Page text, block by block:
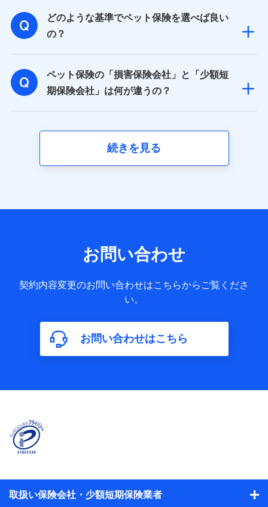
基本情報
氏名、電話番号、メールアドレス、お客さまの識別子、属
性、連絡先、dポイントサービスのご利用に関する情報。例
として、dポイントカード番号、性別、年齢、家族構成、住
利用情報
当社又は株式会社NTTドコモが提供する各種サービスなどの
ご契約・ご利用などに関する情報。例として、当社又は株式
会社NTTドコモが提供する各種サービスのご契約状態・ご利
ーション利用時の行動に関する情報、購入されたサービスや
商品の名称・購入場所・決済に関する情報、アンケートの回
答に関する情報などが含まれます。
保険関連サービス情報
た情報（氏名、住所、生年月日、性別、保険契約者と被保険
の構造や築年数などの情報、ペットの種類や年齢など）及び
お客様との応対記録 （お客様に提示した比較見積の試算結
歴の情報及び保険の更改案内等を提供した際のメール内容や
送信履歴などの情報）が含まれます。
約に関する情報。例として、保険契約者及び被保険者の氏
名、住所、生年月日、性別、保険契約者と被保険者の関係、
保険加入の目的、保険商品の内容、保険料、保険料のお支払
方法、車のメーカーや走行距離などの情報、建物の構造や築
当社
株式会社NTTドコモ
【利用する者の利用目的】
おけるユーザ登録受付および管理のため
当社又は株式会社NTTドコモと取引のあるもしくは委託を受
けている保険会社・提携会社の保険その他に関する情報を提
どのような基準でペット保険を選べば良い
の？
ペット保険の「損害保険会社」と「少額短
期保険会社」は何が違うの？
続きを見る
お問い合わせ
契約内容変更のお問い合わせはこちらからご覧くださ
い。
お問い合わせはこちら
取扱い保険会社・少額短期保険業者